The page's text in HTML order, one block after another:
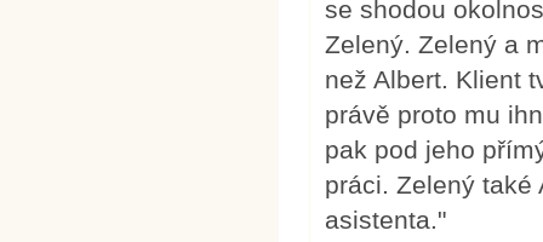
se shodou
Zelený. Zelený a
než Albert. Klient
právě proto mu
pak pod jeho
práci. Zelený také
asistenta."